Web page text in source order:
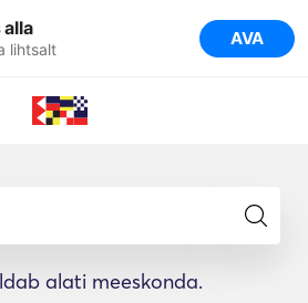
alla
lihtsalt AVA
alati meeskonda.